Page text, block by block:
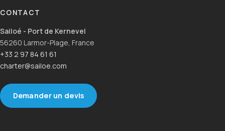
CONTACT
Sailoé - Port de Kernevel
56260 Larmor-Plage, France
+33 2 97 84 61 61
charter@sailoe.com
Demander un devis